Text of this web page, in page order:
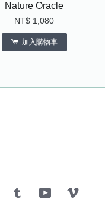
Nature Oracle
NT$ 1,080
加入購物車
InstagramTumblr YouTube